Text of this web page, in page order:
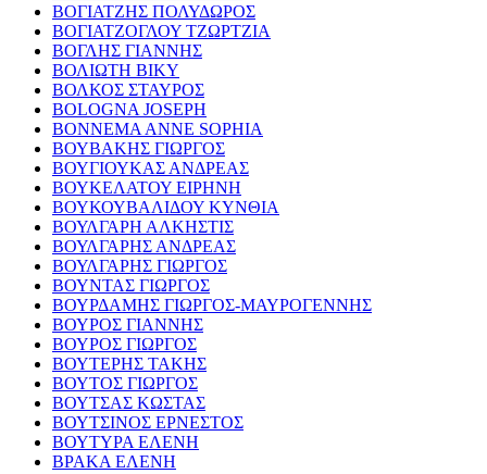
ΒΟΓΙΑΤΖΗΣ ΠΟΛΥΔΩΡΟΣ
ΒΟΓΙΑΤΖΟΓΛΟΥ ΤΖΩΡΤΖΙΑ
ΒΟΓΛΗΣ ΓΙΑΝΝΗΣ
ΒΟΛΙΩΤΗ ΒΙΚΥ
ΒΟΛΚΟΣ ΣΤΑΥΡΟΣ
BOLOGNA JOSEPH
BONNEMA ANNE SOPHIA
ΒΟΥΒΑΚΗΣ ΓΙΩΡΓΟΣ
ΒΟΥΓΙΟΥΚΑΣ ΑΝΔΡΕΑΣ
ΒΟΥΚΕΛΑΤΟΥ ΕΙΡΗΝΗ
ΒΟΥΚΟΥΒΑΛΙΔΟΥ ΚΥΝΘΙΑ
ΒΟΥΛΓΑΡΗ ΑΛΚΗΣΤΙΣ
ΒΟΥΛΓΑΡΗΣ ΑΝΔΡΕΑΣ
ΒΟΥΛΓΑΡΗΣ ΓΙΩΡΓΟΣ
ΒΟΥΝΤΑΣ ΓΙΩΡΓΟΣ
ΒΟΥΡΔΑΜΗΣ ΓΙΩΡΓΟΣ-ΜΑΥΡΟΓΕΝΝΗΣ
ΒΟΥΡΟΣ ΓΙΑΝΝΗΣ
ΒΟΥΡΟΣ ΓΙΩΡΓΟΣ
ΒΟΥΤΕΡΗΣ ΤΑΚΗΣ
ΒΟΥΤΟΣ ΓΙΩΡΓΟΣ
ΒΟΥΤΣΑΣ ΚΩΣΤΑΣ
ΒΟΥΤΣΙΝΟΣ ΕΡΝΕΣΤΟΣ
ΒΟΥΤΥΡΑ ΕΛΕΝΗ
ΒΡΑΚΑ ΕΛΕΝΗ